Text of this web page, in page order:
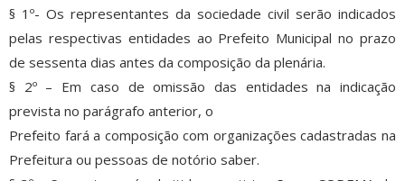
§ 1º- Os representantes da sociedade civil serão indicados
pelas respectivas entidades ao Prefeito Municipal no prazo
de sessenta dias antes da composição da plenária.
§ 2º – Em caso de omissão das entidades na indicação
prevista no parágrafo anterior, o
Prefeito fará a composição com organizações cadastradas na
Prefeitura ou pessoas de notório saber.